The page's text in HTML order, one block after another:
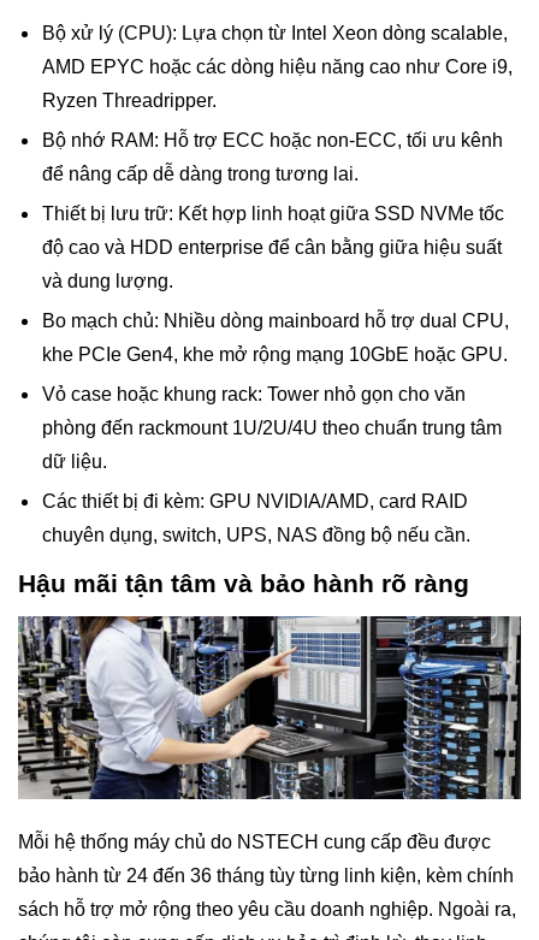
Bộ xử lý (CPU): Lựa chọn từ Intel Xeon dòng scalable,
AMD EPYC hoặc các dòng hiệu năng cao như Core i9,
Ryzen Threadripper.
Bộ nhớ RAM: Hỗ trợ ECC hoặc non-ECC, tối ưu kênh
để nâng cấp dễ dàng trong tương lai.
Thiết bị lưu trữ: Kết hợp linh hoạt giữa SSD NVMe tốc
độ cao và HDD enterprise để cân bằng giữa hiệu suất
và dung lượng.
Bo mạch chủ: Nhiều dòng mainboard hỗ trợ dual CPU,
khe PCIe Gen4, khe mở rộng mạng 10GbE hoặc GPU.
Vỏ case hoặc khung rack: Tower nhỏ gọn cho văn
phòng đến rackmount 1U/2U/4U theo chuẩn trung tâm
dữ liệu.
Các thiết bị đi kèm: GPU NVIDIA/AMD, card RAID
chuyên dụng, switch, UPS, NAS đồng bộ nếu cần.
Hậu mãi tận tâm và bảo hành rõ ràng
Mỗi hệ thống máy chủ do NSTECH cung cấp đều được
bảo hành từ 24 đến 36 tháng tùy từng linh kiện, kèm chính
sách hỗ trợ mở rộng theo yêu cầu doanh nghiệp. Ngoài ra,